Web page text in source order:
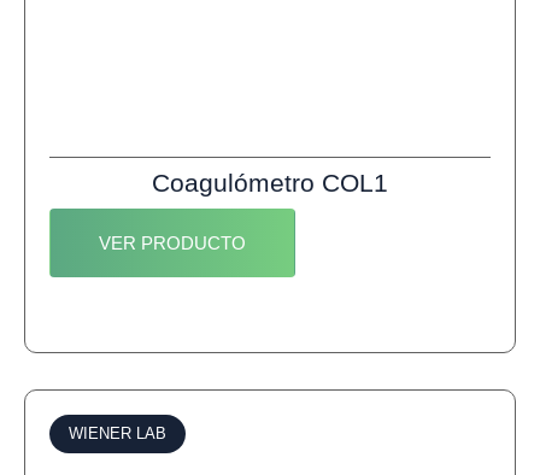
Coagulómetro COL1
VER PRODUCTO
WIENER LAB